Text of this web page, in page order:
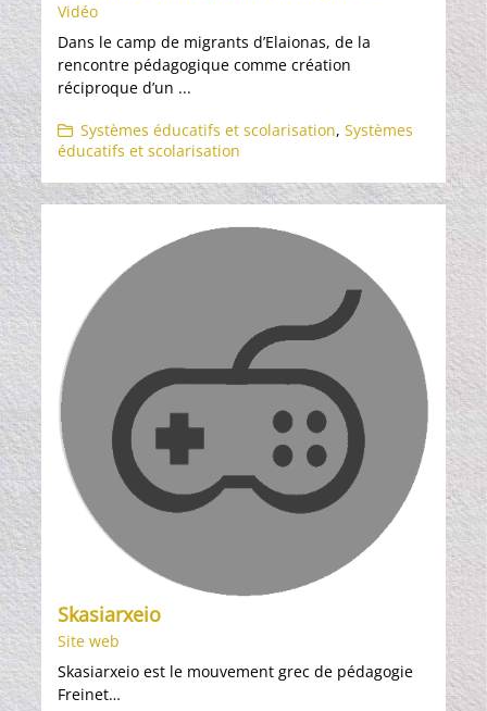
Vidéo
Dans le camp de migrants d’Elaionas, de la
rencontre pédagogique comme création
réciproque d’un ...
Systèmes éducatifs et scolarisation, Systèmes
éducatifs et scolarisation
Skasiarxeio
Site web
Skasiarxeio est le mouvement grec de pédagogie
Freinet…